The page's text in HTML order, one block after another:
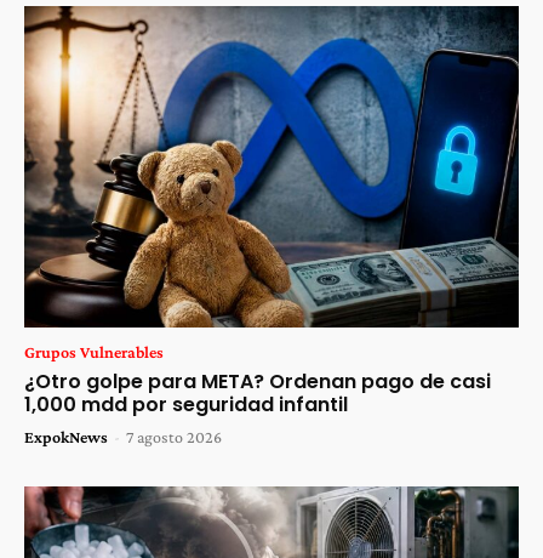
Grupos Vulnerables
¿Otro golpe para META? Ordenan pago de casi
1,000 mdd por seguridad infantil
ExpokNews - 7 agosto 2026